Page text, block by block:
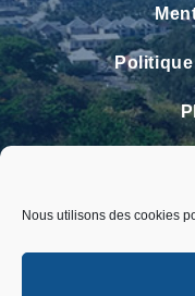
Nous utilisons des cookies
Faire